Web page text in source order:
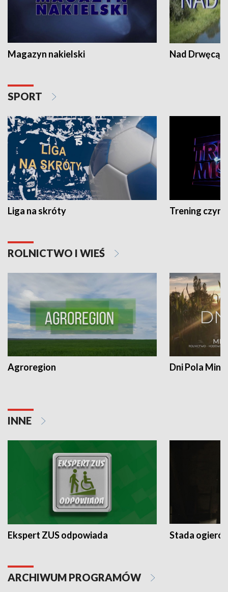
Magazyn nakielski Nad Drwęcą
SPORT
Liga na skróty Trening czyni
ROLNICTWO I WIEŚ
Agroregion Dni Pola
INNE
Ekspert ZUS odpowiada Stada
ARCHIWUM PROGRAMÓW